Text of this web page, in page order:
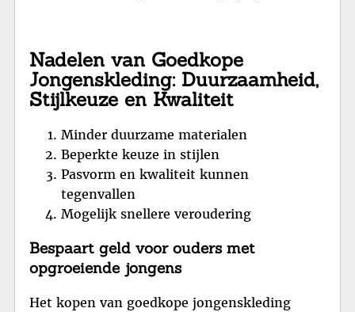
Nadelen van Goedkope
Jongenskleding: Duurzaamheid,
Stijlkeuze en Kwaliteit
Minder duurzame materialen
Beperkte keuze in stijlen
Pasvorm en kwaliteit kunnen
tegenvallen
Mogelijk snellere veroudering
Bespaart geld voor ouders met
opgroeiende jongens
Het kopen van goedkope jongenskleding